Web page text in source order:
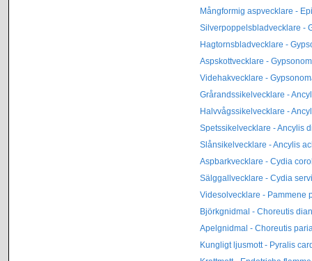
Mångformig aspvecklare -
Silverpoppelsbladvecklare -
Hagtornsbladvecklare -
Aspskottvecklare -
Videhakvecklare -
Grårandssikelvecklare -
Halvvågssikelvecklare -
Spetssikelvecklare - Ancylis
Slånsikelvecklare - Ancylis
Aspbarkvecklare - Cydia
Sälggallvecklare - Cydia
Videsolvecklare - Pammene
Björkgnidmal - Choreutis
Apelgnidmal - Choreutis
Kungligt ljusmott - Pyralis